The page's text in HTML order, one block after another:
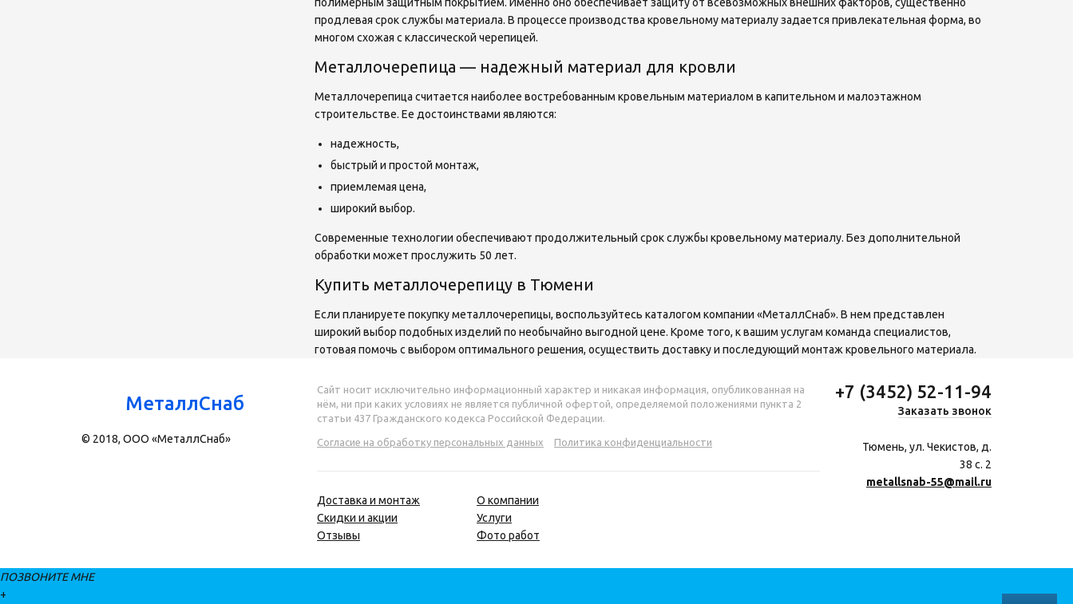
продлевая срок службы материала. В процессе производства кровельному материалу задается привлекательная форма, во
многом схожая с классической черепицей.
Металлочерепица — надежный материал для кровли
Металлочерепица считается наиболее востребованным кровельным материалом в капительном и малоэтажном
строительстве. Ее достоинствами являются:
надежность,
быстрый и простой монтаж,
приемлемая цена,
широкий выбор.
Современные технологии обеспечивают продолжительный срок службы кровельному материалу. Без дополнительной
обработки может прослужить 50 лет.
Купить металлочерепицу в Тюмени
Если планируете покупку металлочерепицы, воспользуйтесь каталогом компании «МеталлСнаб». В нем представлен
широкий выбор подобных изделий по необычайно выгодной цене. Кроме того, к вашим услугам команда специалистов,
готовая помочь с выбором оптимального решения, осуществить доставку и последующий монтаж кровельного материала.
МеталлСнаб
© 2018, ООО «МеталлСнаб»
Сайт носит исключительно информационный характер и никакая информация, опубликованная на
нём, ни при каких условиях не является публичной офертой, определяемой положениями пункта 2
статьи 437 Гражданского кодекса Российской Федерации.
Согласие на обработку персональных данных Политика конфиденциальности
Доставка и монтаж
Скидки и акции
Отзывы
О компании
Услуги
Фото работ
+7 (3452) 52-11-94
Заказать звонок
Тюмень, ул. Чекистов, д.
38 с. 2
metallsnab-55@mail.ru
ПОЗВОНИТЕ МНЕ
+